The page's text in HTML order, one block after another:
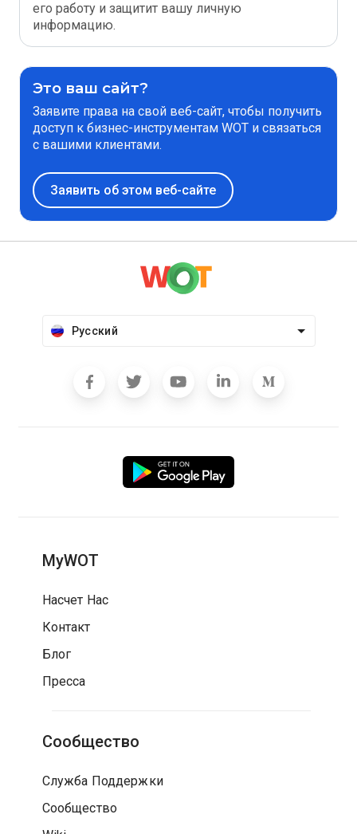
его работу и защитит вашу личную
информацию.
Это ваш сайт?
Заявите права на свой веб-сайт, чтобы получить
доступ к бизнес-инструментам WOT и связаться
с вашими клиентами.
Заявить об этом веб-сайте
Русский
MyWOT
Насчет Нас
Контакт
Блог
Пресса
Сообщество
Служба Поддержки
Сообщество